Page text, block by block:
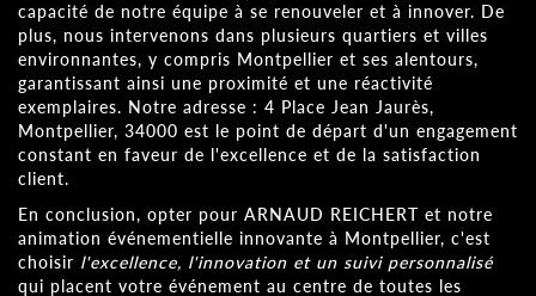
capacité de notre équipe à se renouveler et à innover. De
plus, nous intervenons dans plusieurs quartiers et villes
environnantes, y compris Montpellier et ses alentours,
garantissant ainsi une proximité et une réactivité
exemplaires. Notre adresse : 4 Place Jean Jaurès,
Montpellier, 34000 est le point de départ d'un engagement
constant en faveur de l'excellence et de la satisfaction
client.
En conclusion, opter pour ARNAUD REICHERT et notre
animation événementielle innovante à Montpellier, c'est
choisir l'excellence, l'innovation et un suivi personnalisé
qui placent votre événement au centre de toutes les